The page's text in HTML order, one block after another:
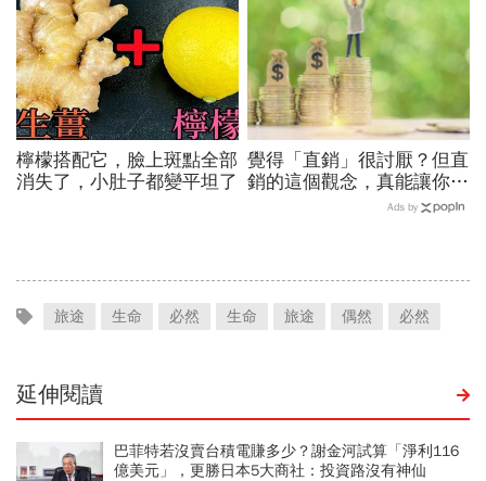
檸檬搭配它，臉上斑點全部
消失了，小肚子都變平坦了
覺得「直銷」很討厭？但直
銷的這個觀念，真能讓你變
Ads by
旅途 生命 必然 生命 旅途 偶然 必然
延伸閱讀
巴菲特若沒賣台積電賺多少？謝金河試算「淨利116
億美元」，更勝日本5大商社：投資路沒有神仙